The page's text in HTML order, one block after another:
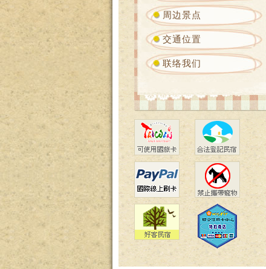
周边景点
交通位置
联络我们